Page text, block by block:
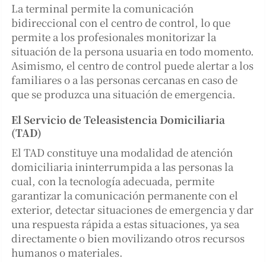
La terminal permite la comunicación
bidireccional con el centro de control, lo que
permite a los profesionales monitorizar la
situación de la persona usuaria en todo momento.
Asimismo, el centro de control puede alertar a los
familiares o a las personas cercanas en caso de
que se produzca una situación de emergencia.
El Servicio de Teleasistencia Domiciliaria
(TAD)
El TAD constituye una modalidad de atención
domiciliaria ininterrumpida a las personas la
cual, con la tecnología adecuada, permite
garantizar la comunicación permanente con el
exterior, detectar situaciones de emergencia y dar
una respuesta rápida a estas situaciones, ya sea
directamente o bien movilizando otros recursos
humanos o materiales.